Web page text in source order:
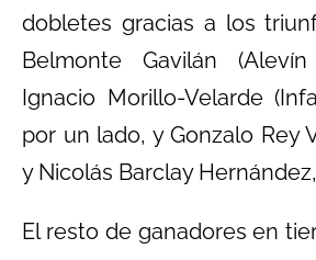
dobletes gracias a los
Belmonte Gavilán
Ignacio Morillo-Velarde
por un lado, y Gonzalo Rey
y Nicolás Barclay
El resto de ganadores en